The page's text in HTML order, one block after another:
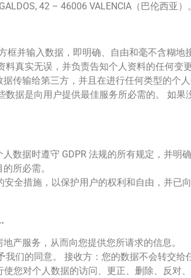
42 – 46006 VALENCIA（巴伦西亚
并输入数据，即明确、自由和毫不含糊
真实无误，并负责告知个人资料的任何变更
传输给第三方，并且在进行任何类型的个
据是向用户提供最佳服务所必需的。 如
数据时遵守 GDPR 法规的所有规定，并明
所必需。
全措施，以保护用户的权利和自由，并已
产服务，从而向您提供您所请求的信息。
们的同意。 接收方：您的数据不会转交给
您对个人数据的访问、更正、删除、反对